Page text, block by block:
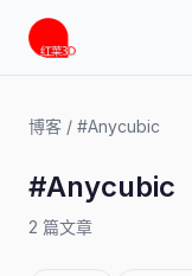
博客 / #Anycubic
#Anycubic
2 篇文章